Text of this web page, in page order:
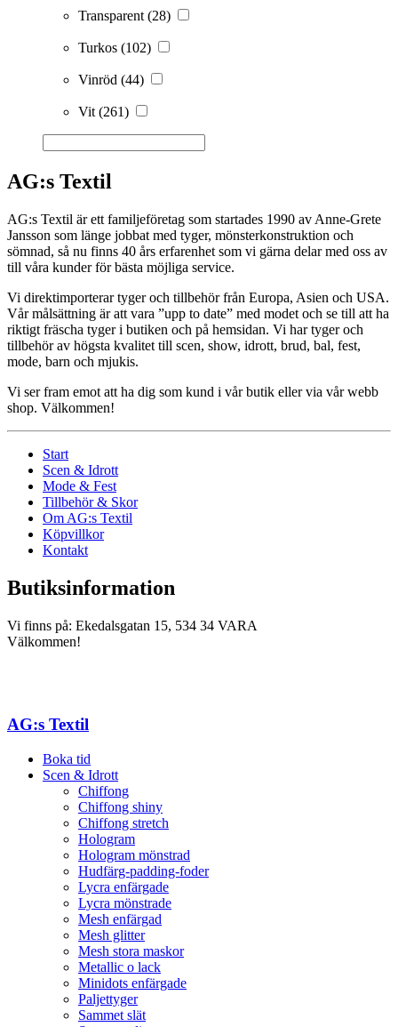
Transparent (28)
Turkos (102)
Vinröd (44)
Vit (261)
AG:s Textil
AG:s Textil är ett familjeföretag som startades 1990 av Anne-Grete
Jansson som länge jobbat med tyger, mönsterkonstruktion och
sömnad, så nu finns 40 års erfarenhet som vi gärna delar med oss av
till våra kunder för bästa möjliga service.
Vi direktimporterar tyger och tillbehör från Europa, Asien och USA.
Vår målsättning är att vara ”upp to date” med modet och se till att ha
riktigt fräscha tyger i butiken och på hemsidan. Vi har tyger och
tillbehör av högsta kvalitet till scen, show, idrott, brud, bal, fest,
mode, barn och mjukis.
Vi ser fram emot att ha dig som kund i vår butik eller via vår webb
shop. Välkommen!
Start
Scen & Idrott
Mode & Fest
Tillbehör & Skor
Om AG:s Textil
Köpvillkor
Kontakt
Butiksinformation
Vi finns på: Ekedalsgatan 15, 534 34 VARA
Välkommen!
AG:s Textil
Boka tid
Scen & Idrott
Chiffong
Chiffong shiny
Chiffong stretch
Hologram
Hologram mönstrad
Hudfärg-padding-foder
Lycra enfärgade
Lycra mönstrade
Mesh enfärgad
Mesh glitter
Mesh stora maskor
Metallic o lack
Minidots enfärgade
Paljettyger
Sammet slät